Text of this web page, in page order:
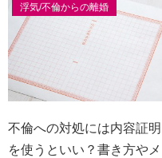
浮気/不倫からの離婚
不倫への対処には内容証明
を使うといい？書き方やメ